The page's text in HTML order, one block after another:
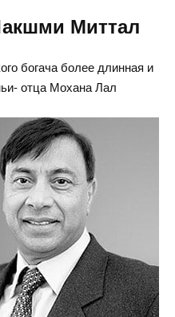
Миттал
богача более длинная и
отца Мохана Лал